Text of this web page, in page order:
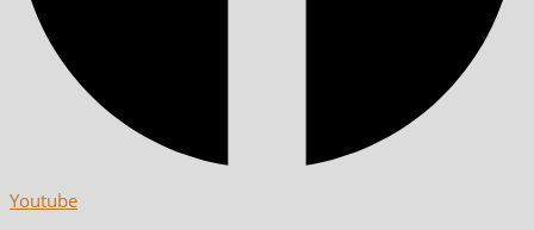
Youtube